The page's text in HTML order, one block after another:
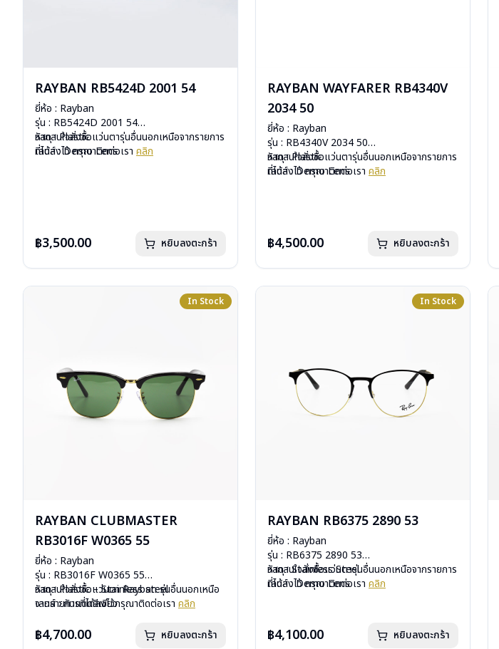
RAYBAN RB5424D 2001 54
ยี่ห้อ : Rayban
รุ่น : RB5424D 2001 54
วัสดุ : Plastic
เลนส์ : Demo Lens
หากสนใจสั่งชื้อแว่นตารุ่นอื่นนอกเหนือจากรายการ
ที่ได้ลงไว้ กรุณาติดต่อเรา คลิก
฿3,500.00 หยิบลงตะกร้า
RAYBAN WAYFARER RB4340V
2034 50
ยี่ห้อ : Rayban
รุ่น : RB4340V 2034 50
วัสดุ : Plastic
เลนส์ : Demo Lens
หากสนใจสั่งชื้อแว่นตารุ่นอื่นนอกเหนือจากรายการ
ที่ได้ลงไว้ กรุณาติดต่อเรา คลิก
฿4,500.00 หยิบลงตะกร้า
In Stock
RAYBAN CLUBMASTER
RB3016F W0365 55
ยี่ห้อ : Rayban
รุ่น : RB3016F W0365 55
วัสดุ : Plastic – Stainless steel
เลนส์ : กันแดดสีเขียว
น้ำหนัก : 42 กรัม
หากสนใจสั่งชื้อแว่นตา Rayban รุ่นอื่นนอกเหนือ
จากรายการที่ได้ลงไว้กรุณาติดต่อเรา คลิก
฿4,700.00 หยิบลงตะกร้า
In Stock
RAYBAN RB6375 2890 53
ยี่ห้อ : Rayban
รุ่น : RB6375 2890 53
วัสดุ : Stainless Steel
เลนส์ : Demo Lens
อุปกรณ์ : กล่องแว่น, ผ้าเช็ดแว่น, คู่มือ
การรับประกัน : 2 ปี (ประกันศูนย์ Luxottica )
หากสนใจสั่งชื้อแว่นตารุ่นอื่นนอกเหนือจากรายการ
ที่ได้ลงไว้ กรุณาติดต่อเรา คลิก
฿4,100.00 หยิบลงตะกร้า